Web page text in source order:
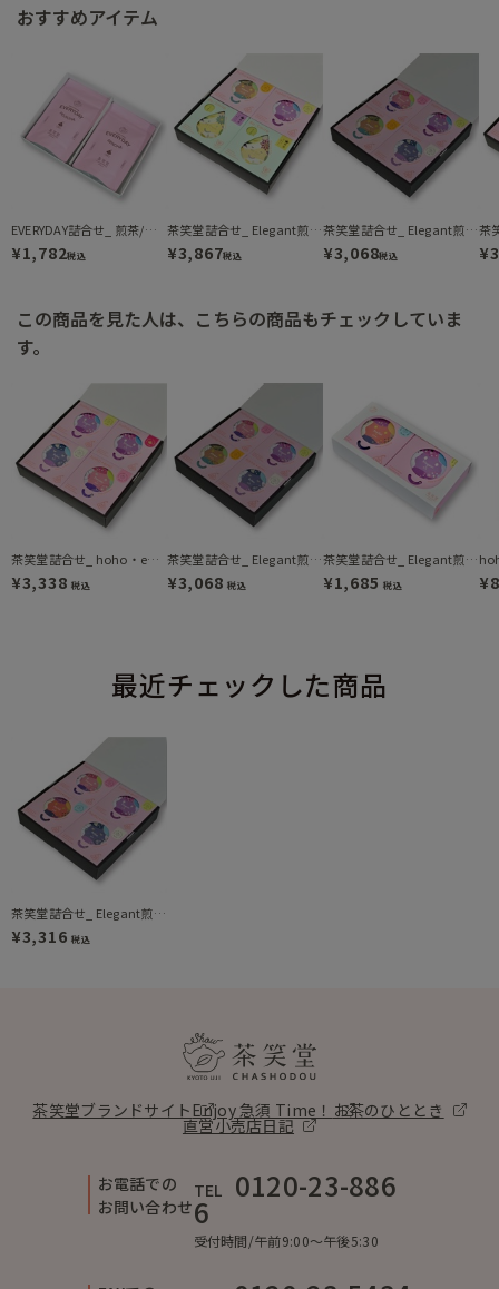
おすすめアイテム
EVERYDAY詰合せ_ 煎茶/ほうじ茶（DFR-165）
¥1,782税込
茶笑堂詰合せ_ Elegant煎茶/Alwaysほうじ茶/Re:Set煎茶/Re:Fresh煎茶（DH4-3580）
¥3,867税込
茶笑堂詰合せ_ Elegant煎茶/Passion煎茶/Relax煎茶/Alwaysほうじ茶（DH4-2840）
¥3,068税込
この商品を見た人は、こちらの商品もチェックしていま
す。
茶笑堂詰合せ_ hoho・emi アソート/Elegant煎茶/Passion煎茶/Relax煎茶（DH4-3090）
¥3,338 税込
茶笑堂詰合せ_ Elegant煎茶/Passion煎茶/Relax煎茶/Alwaysほうじ茶（DH4-2840）
¥3,068 税込
茶笑堂詰合せ_ Elegant煎茶 / Joyful玄米茶（DH2-156）
¥1,685 税込
最近チェックした商品
茶笑堂詰合せ_ Elegant煎茶/Passion煎茶/Relax煎茶/Joyful玄米茶（DH4-3070）
¥3,316 税込
茶笑堂ブランドサイト Enjoy 急須 Time！ お茶のひととき
直営小売店日記
お電話での
お問い合わせ
TEL 0120-23-886
6
受付時間/午前9:00〜午後5:30